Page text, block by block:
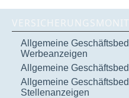
Allgemeine
Werbeanzeigen
Allgemeine
Allgemeine
Stellenanzeigen